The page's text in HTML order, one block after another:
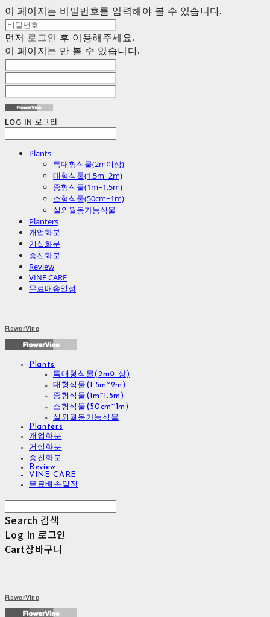
이 페이지는 비밀번호를 입력해야 볼 수 있습니다.
먼저 로그인 후 이용해주세요.
이 페이지는 만 볼 수 있습니다.
LOG IN 로그인
Plants
특대형식물(2m이상)
대형식물(1.5m~2m)
중형식물(1m~1.5m)
소형식물(50cm~1m)
실외월동가능식물
Planters
개업화분
거실화분
승진화분
Review
VINE CARE
무료배송일정
FlowerVine
Plants
특대형식물(2m이상)
대형식물(1.5m~2m)
중형식물(1m~1.5m)
소형식물(50cm~1m)
실외월동가능식물
Planters
개업화분
거실화분
승진화분
Review
VINE CARE
무료배송일정
Search 검색
Log In 로그인
Cart장바구니
FlowerVine